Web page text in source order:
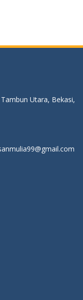
Utara, Bekasi,